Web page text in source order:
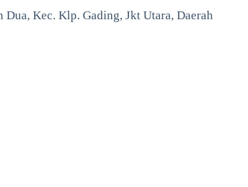
Dua, Kec. Klp. Gading, Jkt Utara, Daerah